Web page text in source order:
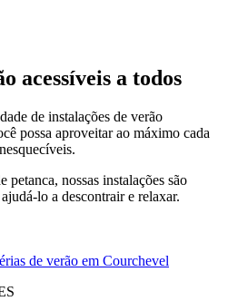
acessíveis a todos
de instalações de verão
possa aproveitar ao máximo cada
petanca, nossas instalações são
lo a descontrair e relaxar.
de verão em Courchevel